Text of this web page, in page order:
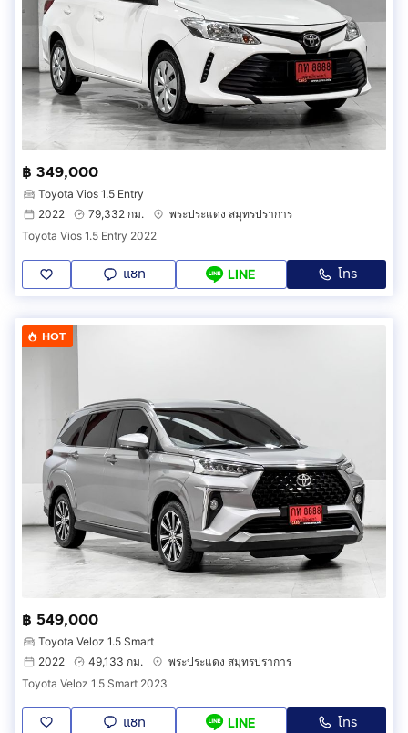
฿ 349,000
Toyota Vios 1.5 Entry
2022
79,332 กม.
พระประแดง สมุทรปราการ
Toyota Vios 1.5 Entry 2022
แชท LINE โทร
HOT
฿ 549,000
Toyota Veloz 1.5 Smart
2022
49,133 กม.
พระประแดง สมุทรปราการ
Toyota Veloz 1.5 Smart 2023
แชท LINE โทร